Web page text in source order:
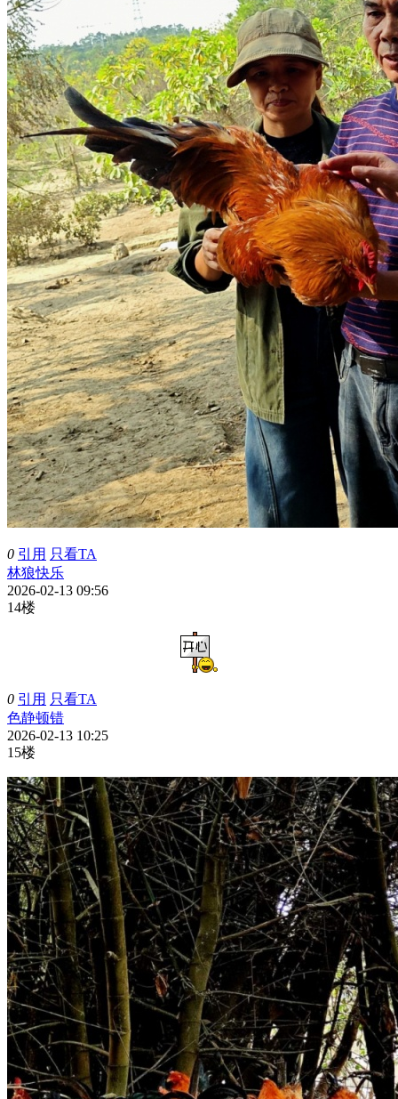
0 引用 只看TA
林狼快乐
2026-02-13 09:56
14楼
0 引用 只看TA
色静顿错
2026-02-13 10:25
15楼